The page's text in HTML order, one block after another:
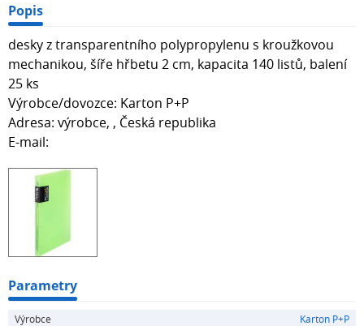
Popis
desky z transparentního polypropylenu s kroužkovou
mechanikou, šíře hřbetu 2 cm, kapacita 140 listů, balení
25 ks
Výrobce/dovozce: Karton P+P
Adresa: výrobce, , Česká republika
E-mail:
Parametry
Výrobce Karton P+P